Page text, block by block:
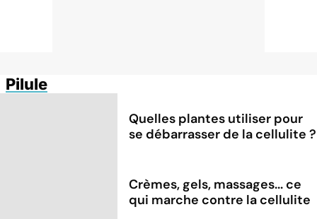
Pilule
Quelles plantes utiliser pour
se débarrasser de la cellulite ?
Crèmes, gels, massages... ce
qui marche contre la cellulite